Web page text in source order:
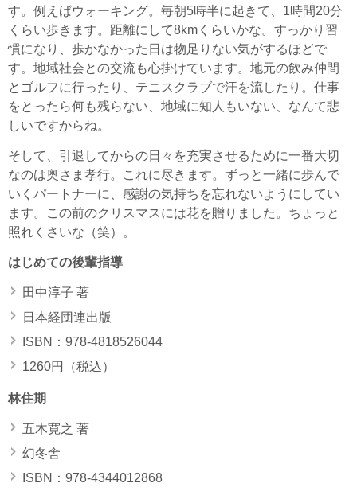
す。例えばウォーキング。毎朝5時半に起きて、1時間20分
くらい歩きます。距離にして8kmくらいかな。すっかり習
慣になり、歩かなかった日は物足りない気がするほどで
す。地域社会との交流も心掛けています。地元の飲み仲間
とゴルフに行ったり、テニスクラブで汗を流したり。仕事
をとったら何も残らない、地域に知人もいない、なんて悲
しいですからね。
そして、引退してからの日々を充実させるために一番大切
なのは奥さま孝行。これに尽きます。ずっと一緒に歩んで
いくパートナーに、感謝の気持ちを忘れないようにしてい
ます。この前のクリスマスには花を贈りました。ちょっと
照れくさいな（笑）。
はじめての後輩指導
田中淳子 著
日本経団連出版
ISBN：978-4818526044
1260円（税込）
林住期
五木寛之 著
幻冬舎
ISBN：978-4344012868